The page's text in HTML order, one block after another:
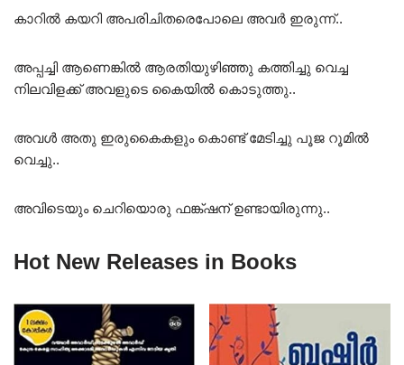
കാറിൽ കയറി അപരിചിതരെപോലെ അവർ ഇരുന്ന്..
അപ്പച്ചി ആണെങ്കിൽ ആരതിയുഴിഞ്ഞു കത്തിച്ചു വെച്ച
നിലവിളക്ക് അവളുടെ കൈയിൽ കൊടുത്തു..
അവൾ അതു ഇരുകൈകളും കൊണ്ട് മേടിച്ചു പൂജ റൂമിൽ
വെച്ചു..
അവിടെയും ചെറിയൊരു ഫങ്ക്ഷന് ഉണ്ടായിരുന്നു..
Hot New Releases in Books